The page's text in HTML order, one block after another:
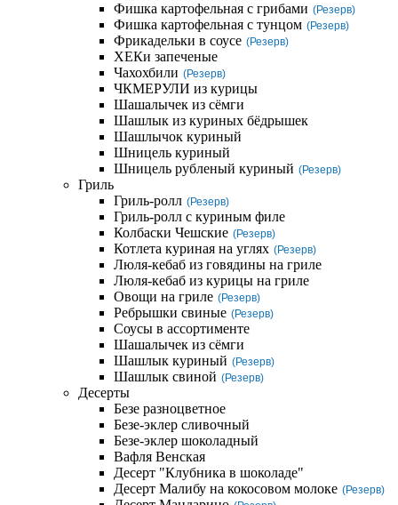
Фишка картофельная с грибами (Резерв)
Фишка картофельная с тунцом (Резерв)
Фрикадельки в соусе (Резерв)
ХЕКи запеченые
Чахохбили (Резерв)
ЧКМЕРУЛИ из курицы
Шашалычек из сёмги
Шашлык из куриных бёдрышек
Шашлычок куриный
Шницель куриный
Шницель рубленый куриный (Резерв)
Гриль
Гриль-ролл (Резерв)
Гриль-ролл с куриным филе
Колбаски Чешские (Резерв)
Котлета куриная на углях (Резерв)
Люля-кебаб из говядины на гриле
Люля-кебаб из курицы на гриле
Овощи на гриле (Резерв)
Ребрышки свиные (Резерв)
Соусы в ассортименте
Шашалычек из сёмги
Шашлык куриный (Резерв)
Шашлык свиной (Резерв)
Десерты
Безе разноцветное
Безе-эклер сливочный
Безе-эклер шоколадный
Вафля Венская
Десерт "Клубника в шоколаде"
Десерт Малибу на кокосовом молоке (Резерв)